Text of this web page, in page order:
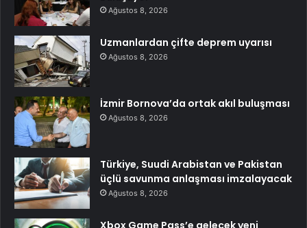
Ağustos 8, 2026
Uzmanlardan çifte deprem uyarısı
Ağustos 8, 2026
İzmir Bornova’da ortak akıl buluşması
Ağustos 8, 2026
Türkiye, Suudi Arabistan ve Pakistan
üçlü savunma anlaşması imzalayacak
Ağustos 8, 2026
Xbox Game Pass’e gelecek yeni